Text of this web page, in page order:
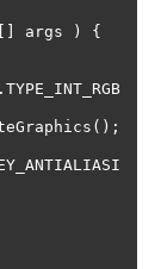
args )
{
. TYPE_INT_RGB
();